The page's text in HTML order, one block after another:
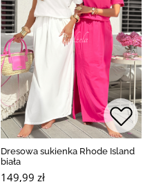
Dresowa sukienka Rhode Island
biała
149,99 zł